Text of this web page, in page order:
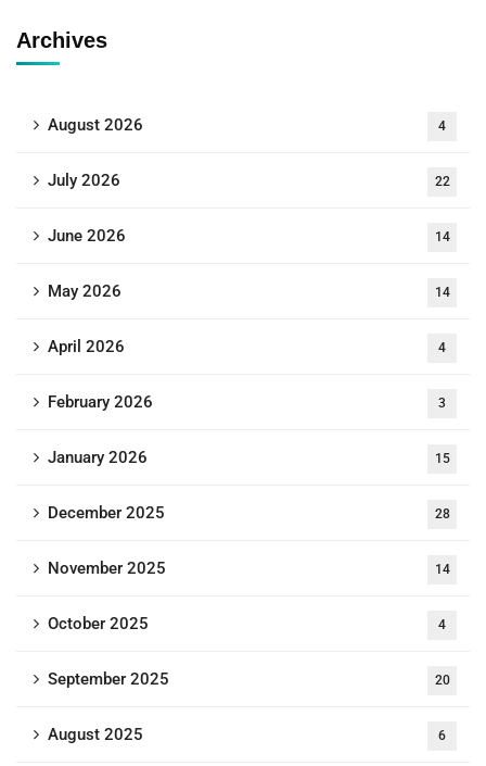
Archives
August 2026 4
July 2026 22
June 2026 14
May 2026 14
April 2026 4
February 2026 3
January 2026 15
December 2025 28
November 2025 14
October 2025 4
September 2025 20
August 2025 6